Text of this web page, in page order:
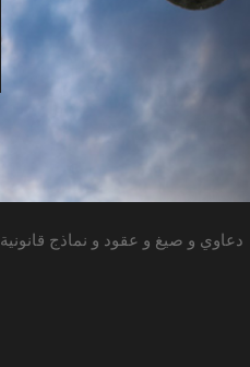
دعاوي و صيغ و عقود و نماذج قانونية